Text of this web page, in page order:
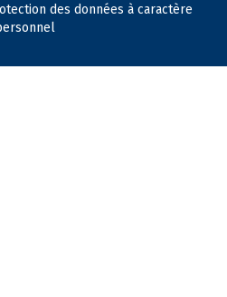
des données à caractère